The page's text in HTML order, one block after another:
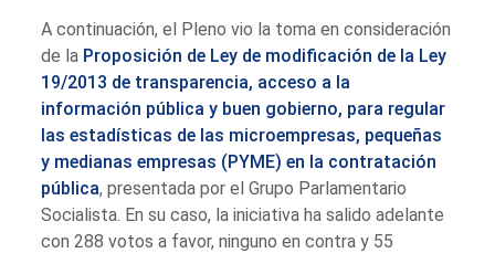
A continuación, el Pleno vio la toma en consideración
de la Proposición de Ley de modificación de la Ley
19/2013 de transparencia, acceso a la
información pública y buen gobierno, para regular
las estadísticas de las microempresas, pequeñas
y medianas empresas (PYME) en la contratación
pública, presentada por el Grupo Parlamentario
Socialista. En su caso, la iniciativa ha salido adelante
con 288 votos a favor, ninguno en contra y 55